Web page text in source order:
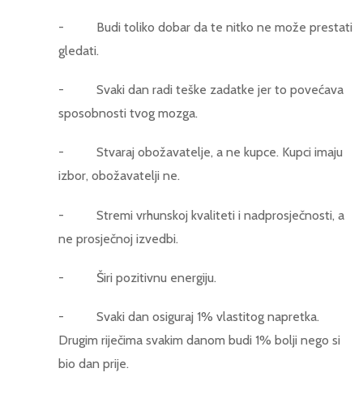
- Budi toliko dobar da te nitko ne može prestati
gledati.
- Svaki dan radi teške zadatke jer to povećava
sposobnosti tvog mozga.
- Stvaraj obožavatelje, a ne kupce. Kupci imaju
izbor, obožavatelji ne.
- Stremi vrhunskoj kvaliteti i nadprosječnosti, a
ne prosječnoj izvedbi.
- Širi pozitivnu energiju.
- Svaki dan osiguraj 1% vlastitog napretka.
Drugim riječima svakim danom budi 1% bolji nego si
bio dan prije.